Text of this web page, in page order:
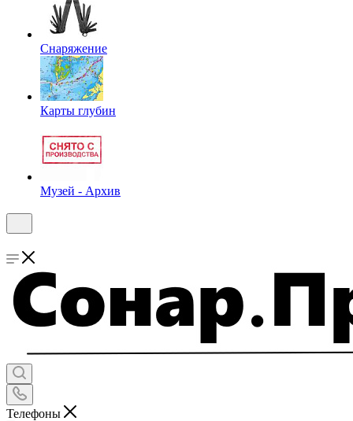
Снаряжение
Карты глубин
Музей - Архив
Телефоны